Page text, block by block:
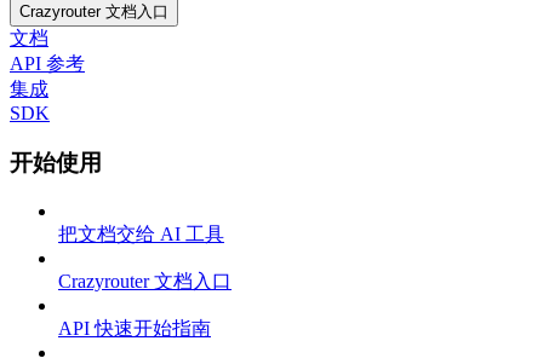
Crazyrouter 文档入口
文档
API 参考
集成
SDK
开始使用
把文档交给 AI 工具
Crazyrouter 文档入口
API 快速开始指南